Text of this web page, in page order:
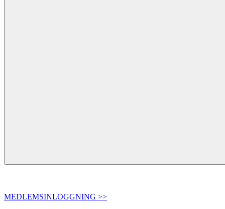
MEDLEMSINLOGGNING >>